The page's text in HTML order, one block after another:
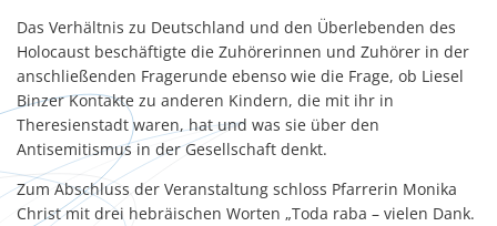
Das Verhältnis zu Deutschland und den Überlebenden des
Holocaust beschäftigte die Zuhörerinnen und Zuhörer in der
anschließenden Fragerunde ebenso wie die Frage, ob Liesel
Binzer Kontakte zu anderen Kindern, die mit ihr in
Theresienstadt waren, hat und was sie über den
Antisemitismus in der Gesellschaft denkt.
Zum Abschluss der Veranstaltung schloss Pfarrerin Monika
Christ mit drei hebräischen Worten „Toda raba – vielen Dank.